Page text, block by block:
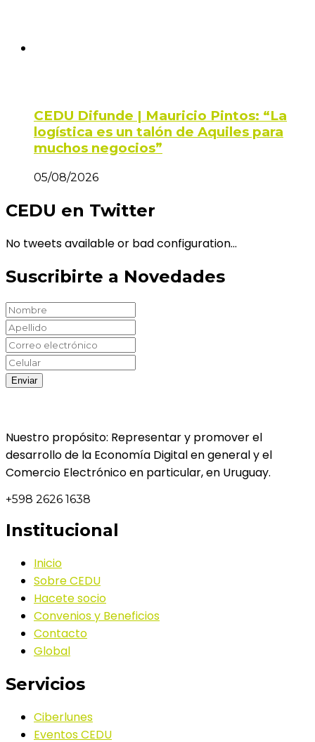
CEDU Difunde | Mauricio Pintos: “La
logística es un talón de Aquiles para
muchos negocios”
05/08/2026
CEDU en Twitter
No tweets available or bad configuration...
Suscribirte a Novedades
Nuestro propósito: Representar y promover el
desarrollo de la Economía Digital en general y el
Comercio Electrónico en particular, en Uruguay.
+598 2626 1638
Institucional
Inicio
Sobre CEDU
Hacete socio
Convenios y Beneficios
Contacto
Global
Servicios
Ciberlunes
Eventos CEDU